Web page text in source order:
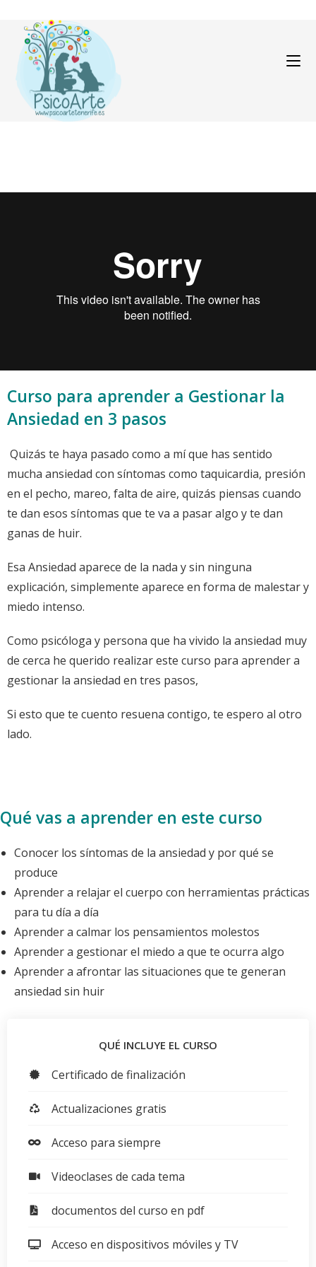
Curso para aprender a Gestionar la
Ansiedad en 3 pasos
Quizás te haya pasado como a mí que has sentido
mucha ansiedad con síntomas como taquicardia, presión
en el pecho, mareo, falta de aire, quizás piensas cuando
te dan esos síntomas que te va a pasar algo y te dan
ganas de huir.
Esa Ansiedad aparece de la nada y sin ninguna
explicación, simplemente aparece en forma de malestar y
miedo intenso.
Como psicóloga y persona que ha vivido la ansiedad muy
de cerca he querido realizar este curso para aprender a
gestionar la ansiedad en tres pasos,
Si esto que te cuento resuena contigo, te espero al otro
lado.
Qué vas a aprender en este curso
Conocer los síntomas de la ansiedad y por qué se
produce
Aprender a relajar el cuerpo con herramientas prácticas
para tu día a día
Aprender a calmar los pensamientos molestos
Aprender a gestionar el miedo a que te ocurra algo
Aprender a afrontar las situaciones que te generan
ansiedad sin huir
QUÉ INCLUYE EL CURSO
Certificado de finalización
Actualizaciones gratis
Acceso para siempre
Videoclases de cada tema
documentos del curso en pdf
Acceso en dispositivos móviles y TV